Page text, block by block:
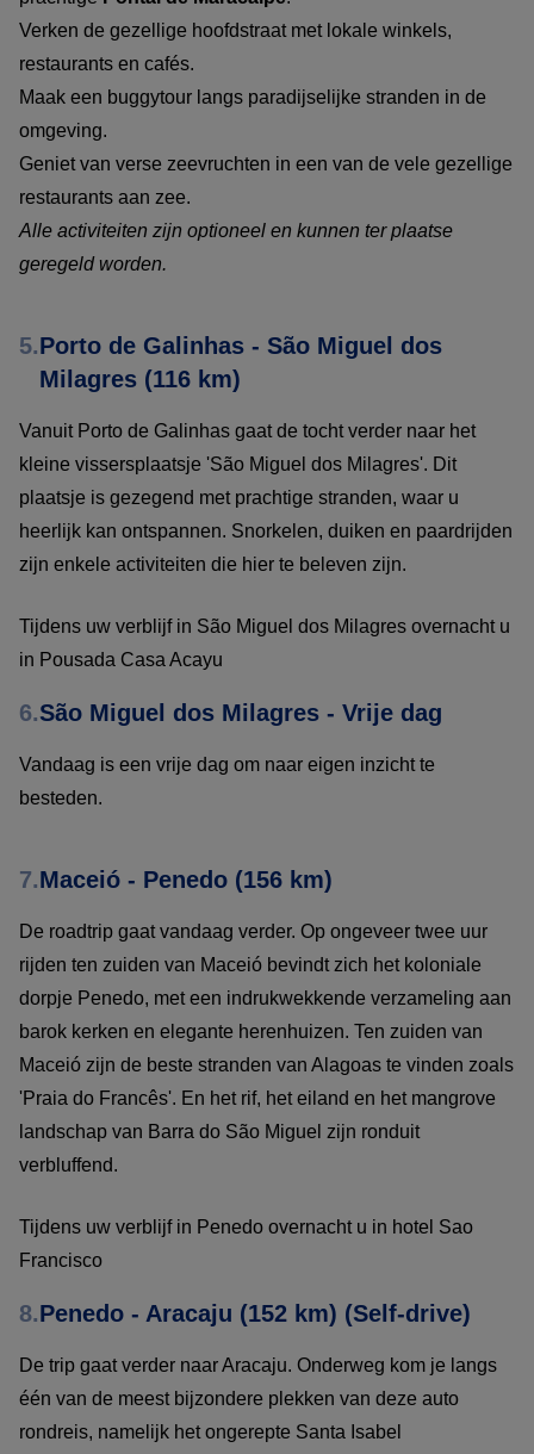
Verken de gezellige hoofdstraat met lokale winkels,
restaurants en cafés.
Maak een buggytour langs paradijselijke stranden in de
omgeving.
Geniet van verse zeevruchten in een van de vele gezellige
restaurants aan zee.
Alle activiteiten zijn optioneel en kunnen ter plaatse
geregeld worden.
5.Porto de Galinhas - São Miguel dos
Milagres (116 km)
Vanuit Porto de Galinhas gaat de tocht verder naar het
kleine vissersplaatsje 'São Miguel dos Milagres'. Dit
plaatsje is gezegend met prachtige stranden, waar u
heerlijk kan ontspannen. Snorkelen, duiken en paardrijden
zijn enkele activiteiten die hier te beleven zijn.
Tijdens uw verblijf in São Miguel dos Milagres overnacht u
in Pousada Casa Acayu
6.São Miguel dos Milagres - Vrije dag
Vandaag is een vrije dag om naar eigen inzicht te
besteden.
7.Maceió - Penedo (156 km)
De roadtrip gaat vandaag verder. Op ongeveer twee uur
rijden ten zuiden van Maceió bevindt zich het koloniale
dorpje Penedo, met een indrukwekkende verzameling aan
barok kerken en elegante herenhuizen. Ten zuiden van
Maceió zijn de beste stranden van Alagoas te vinden zoals
'Praia do Francês'. En het rif, het eiland en het mangrove
landschap van Barra do São Miguel zijn ronduit
verbluffend.
Tijdens uw verblijf in Penedo overnacht u in hotel Sao
Francisco
8.Penedo - Aracaju (152 km) (Self-drive)
De trip gaat verder naar Aracaju. Onderweg kom je langs
één van de meest bijzondere plekken van deze auto
rondreis, namelijk het ongerepte Santa Isabel